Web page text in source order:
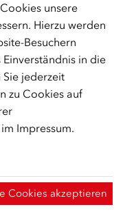
Herausgeberin des
es nicht.
nicht
ZEIT und ist seit 2011
in Hamburg.
unsere
Hierzu werden
Besuchern
in die
jederzeit
zu Cookies auf
Impressum.
Cookies akzeptieren